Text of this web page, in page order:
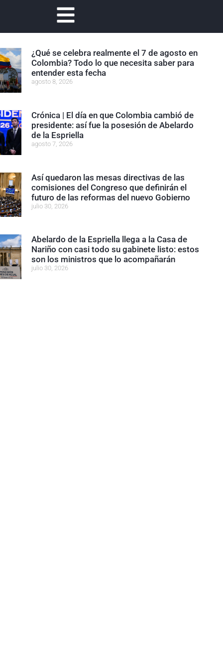
¿Qué se celebra realmente el 7 de agosto en
Colombia? Todo lo que necesita saber para
entender esta fecha
agosto 8, 2026
Crónica | El día en que Colombia cambió de
presidente: así fue la posesión de Abelardo
de la Espriella
agosto 7, 2026
Así quedaron las mesas directivas de las
comisiones del Congreso que definirán el
futuro de las reformas del nuevo Gobierno
julio 30, 2026
Abelardo de la Espriella llega a la Casa de
Nariño con casi todo su gabinete listo: estos
son los ministros que lo acompañarán
julio 30, 2026